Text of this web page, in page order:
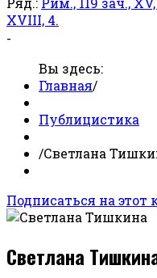
XVIII, 4.
-
Вы здесь:
Главная/
Публицистика
/Светлана
Подписаться на этот
Светлана